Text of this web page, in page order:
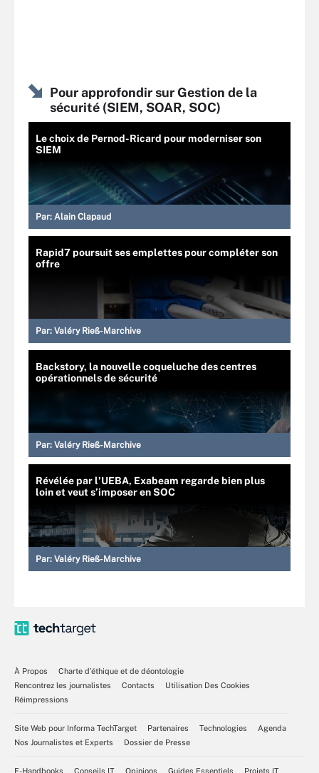
Pour approfondir sur Gestion de la
sécurité (SIEM, SOAR, SOC)
Le choix de Pernod-Ricard pour moderniser son
SIEM
Par: Alain Clapaud
Rapid7 poursuit ses emplettes pour compléter son
offre
Par: Valéry Rieß-Marchive
Backstory, la nouvelle coqueluche des centres
opérationnels de sécurité
Par: Valéry Rieß-Marchive
Révélée par l’UEBA, Exabeam regarde bien plus
loin et veut s’imposer en SOC
Par: Valéry Rieß-Marchive
À Propos
Charte d’éthique et de déontologie
Rencontrez les journalistes
Contacts
Utilisation Des Cookies
Réimpressions
Site Web pour Informa TechTarget Partenaires Technologies
Agenda
Nos Journalistes et Experts
Dossier de Presse
E-Handbooks Conseils IT Opinions Guides Essentiels Projets IT